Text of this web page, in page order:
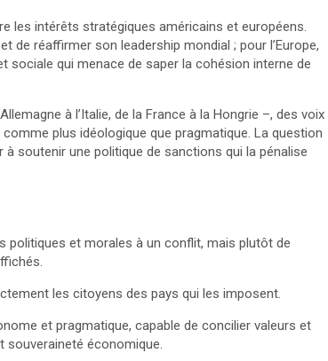
les intérêts stratégiques américains et européens.
de réaffirmer son leadership mondial ; pour l’Europe,
sociale qui menace de saper la cohésion interne de
à l’Italie, de la France à la Hongrie –, des voix
plus idéologique que pragmatique. La question
soutenir une politique de sanctions qui la pénalise
politiques et morales à un conflit, mais plutôt de
les citoyens des pays qui les imposent.
et pragmatique, capable de concilier valeurs et
souveraineté économique.